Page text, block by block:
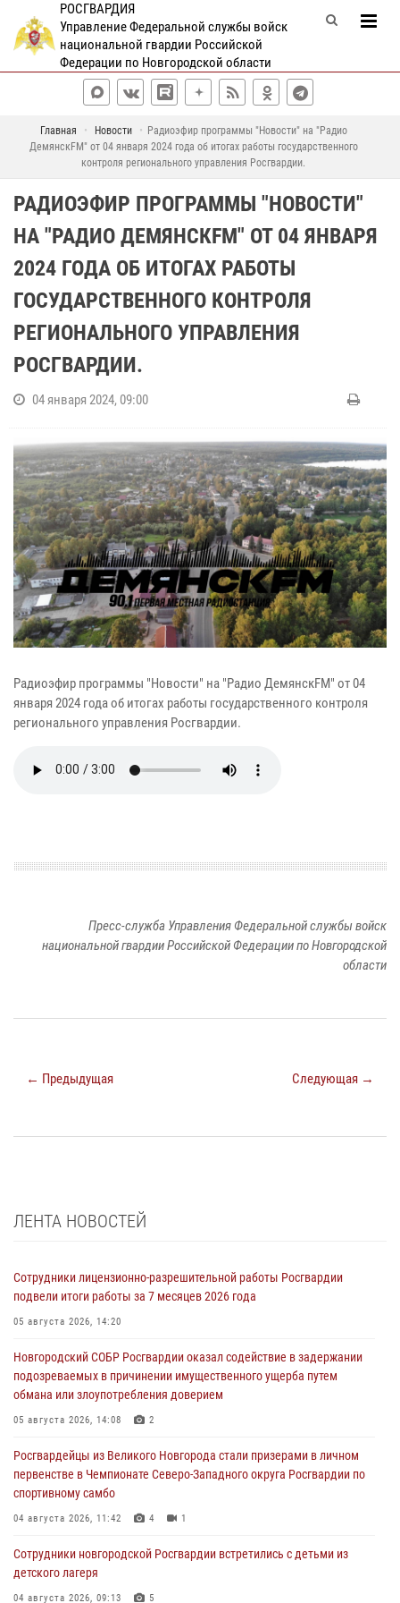
РОСГВАРДИЯ
Управление Федеральной службы войск
национальной гвардии Российской
Федерации по Новгородской области
Главная Новости
Радиоэфир программы "Новости" на "Радио
ДемянскFM" от 04 января 2024 года об итогах работы государственного
контроля регионального управления Росгвардии.
РАДИОЭФИР ПРОГРАММЫ "НОВОСТИ"
НА "РАДИО ДЕМЯНСКFM" ОТ 04 ЯНВАРЯ
2024 ГОДА ОБ ИТОГАХ РАБОТЫ
ГОСУДАРСТВЕННОГО КОНТРОЛЯ
РЕГИОНАЛЬНОГО УПРАВЛЕНИЯ
РОСГВАРДИИ.
04 января 2024, 09:00
Радиоэфир программы "Новости" на "Радио ДемянскFM" от 04
января 2024 года об итогах работы государственного контроля
регионального управления Росгвардии.
Пресс-служба Управления Федеральной службы войск
национальной гвардии Российской Федерации по Новгородской
области
← Предыдущая Следующая →
ЛЕНТА НОВОСТЕЙ
Сотрудники лицензионно-разрешительной работы Росгвардии
подвели итоги работы за 7 месяцев 2026 года
05 августа 2026, 14:20
Новгородский СОБР Росгвардии оказал содействие в задержании
подозреваемых в причинении имущественного ущерба путем
обмана или злоупотребления доверием
05 августа 2026, 14:08 2
Росгвардейцы из Великого Новгорода стали призерами в личном
первенстве в Чемпионате Северо-Западного округа Росгвардии по
спортивному самбо
04 августа 2026, 11:42 4 1
Сотрудники новгородской Росгвардии встретились с детьми из
детского лагеря
04 августа 2026, 09:13 5